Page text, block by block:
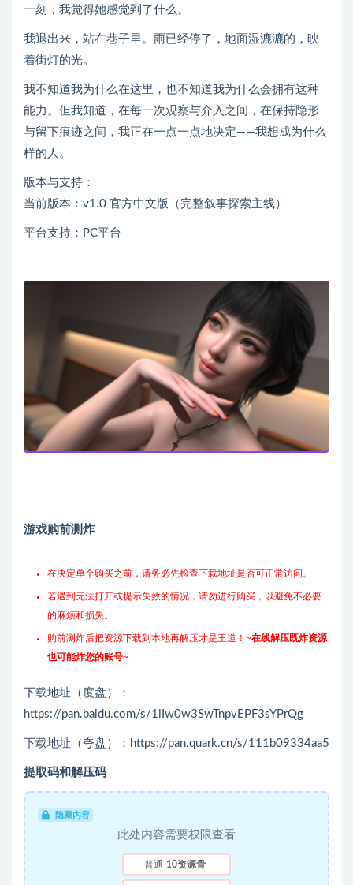
一刻，我觉得她感觉到了什么。
我退出来，站在巷子里。雨已经停了，地面湿漉漉的，映
着街灯的光。
我不知道我为什么在这里，也不知道我为什么会拥有这种
能力。但我知道，在每一次观察与介入之间，在保持隐形
与留下痕迹之间，我正在一点一点地决定——我想成为什么
样的人。
版本与支持：
当前版本：v1.0 官方中文版（完整叙事探索主线）
平台支持：PC平台
游戏购前测炸
在决定单个购买之前，请务必先检查下载地址是否可正常访问。
若遇到无法打开或提示失效的情况，请勿进行购买，以避免不必要
的麻烦和损失。
购前测炸后把资源下载到本地再解压才是王道！~在线解压既炸资源
也可能炸您的账号~
下载地址（度盘）：
https://pan.baidu.com/s/1iIw0w3SwTnpvEPF3sYPrQg
下载地址（夸盘）：https://pan.quark.cn/s/111b09334aa5
提取码和解压码
隐藏内容
此处内容需要权限查看
普通 10资源骨